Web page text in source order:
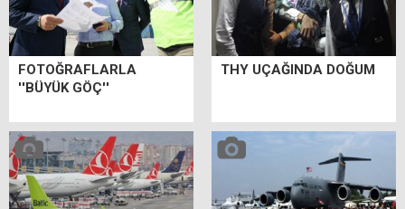
FOTOĞRAFLARLA
''BÜYÜK GÖÇ''
THY UÇAĞINDA DOĞUM